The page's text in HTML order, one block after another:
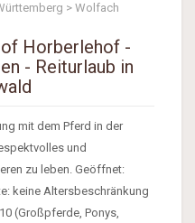
> Wolfach
Horberlehof -
- Reiturlaub in
mit dem Pferd in der
und
zu leben. Geöffnet:
keine Altersbeschränkung
(Großpferde, Ponys,